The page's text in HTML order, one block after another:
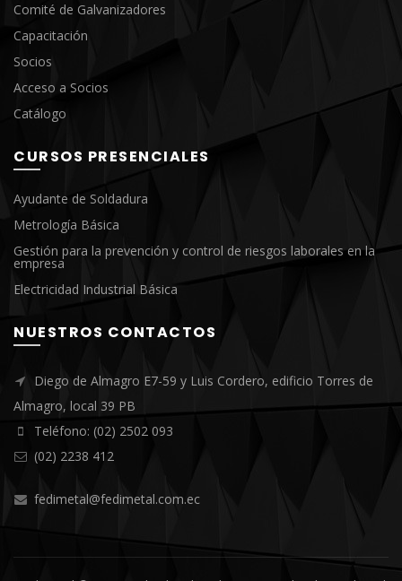
Comité de Galvanizadores
Capacitación
Socios
Acceso a Socios
Catálogo
CURSOS PRESENCIALES
Ayudante de Soldadura
Metrología Básica
Gestión para la prevención y control de riesgos laborales en la
empresa
Electricidad Industrial Básica
NUESTROS CONTACTOS
Diego de Almagro E7-59 y Luis Cordero, edificio Torres de
Almagro, local 39 PB
Teléfono: (02) 2502 093
(02) 2238 412
fedimetal@fedimetal.com.ec